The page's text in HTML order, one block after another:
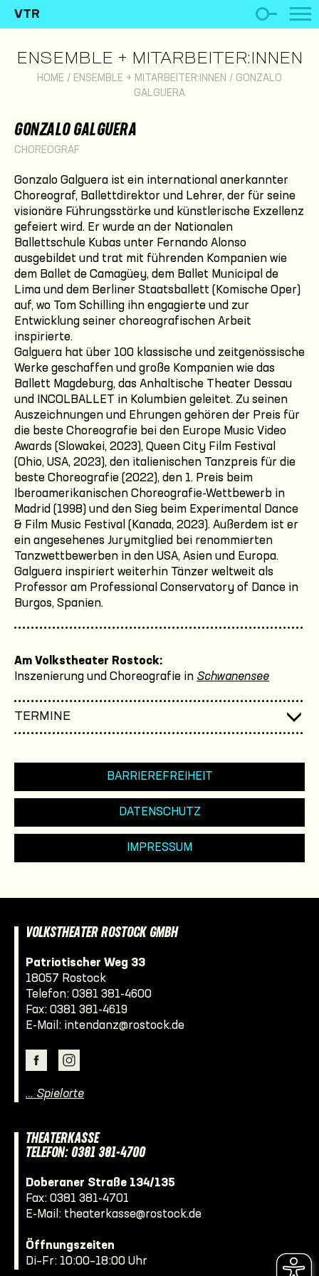
VTR
ENSEMBLE + MITARBEITER:INNEN
HOME / ENSEMBLE + MITARBEITER:INNEN / GONZALO
GALGUERA
GONZALO GALGUERA
CHOREOGRAF
Gonzalo Galguera ist ein international anerkannter
Choreograf, Ballettdirektor und Lehrer, der für seine
visionäre Führungsstärke und künstlerische Exzellenz
gefeiert wird. Er wurde an der Nationalen
Ballettschule Kubas unter Fernando Alonso
ausgebildet und trat mit führenden Kompanien wie
dem Ballet de Camagüey, dem Ballet Municipal de
Lima und dem Berliner Staatsballett (Komische Oper)
auf, wo Tom Schilling ihn engagierte und zur
Entwicklung seiner choreografischen Arbeit
inspirierte.
Galguera hat über 100 klassische und zeitgenössische
Werke geschaffen und große Kompanien wie das
Ballett Magdeburg, das Anhaltische Theater Dessau
und INCOLBALLET in Kolumbien geleitet. Zu seinen
Auszeichnungen und Ehrungen gehören der Preis für
die beste Choreografie bei den Europe Music Video
Awards (Slowakei, 2023), Queen City Film Festival
(Ohio, USA, 2023), den italienischen Tanzpreis für die
beste Choreografie (2022), den 1. Preis beim
Iberoamerikanischen Choreografie-Wettbewerb in
Madrid (1998) und den Sieg beim Experimental Dance
& Film Music Festival (Kanada, 2023). Außerdem ist er
ein angesehenes Jurymitglied bei renommierten
Tanzwettbewerben in den USA, Asien und Europa.
Galguera inspiriert weiterhin Tänzer weltweit als
Professor am Professional Conservatory of Dance in
Burgos, Spanien.
Am Volkstheater Rostock:
Inszenierung und Choreografie in Schwanensee
TERMINE
BARRIEREFREIHEIT
DATENSCHUTZ
IMPRESSUM
VOLKSTHEATER ROSTOCK GMBH
Patriotischer Weg 33
18057 Rostock
Telefon: 0381 381-4600
Fax: 0381 381-4619
E-Mail: intendanz@rostock.de
… Spielorte
THEATERKASSE
TELEFON: 0381 381-4700
Doberaner Straße 134/135
Fax: 0381 381-4701
E-Mail: theaterkasse@rostock.de
Öffnungszeiten
Di–Fr: 10:00–18:00 Uhr